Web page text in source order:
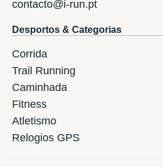
contacto@i-run.pt
Desportos & Categorias
Corrida
Trail Running
Caminhada
Fitness
Atletismo
Relogios GPS